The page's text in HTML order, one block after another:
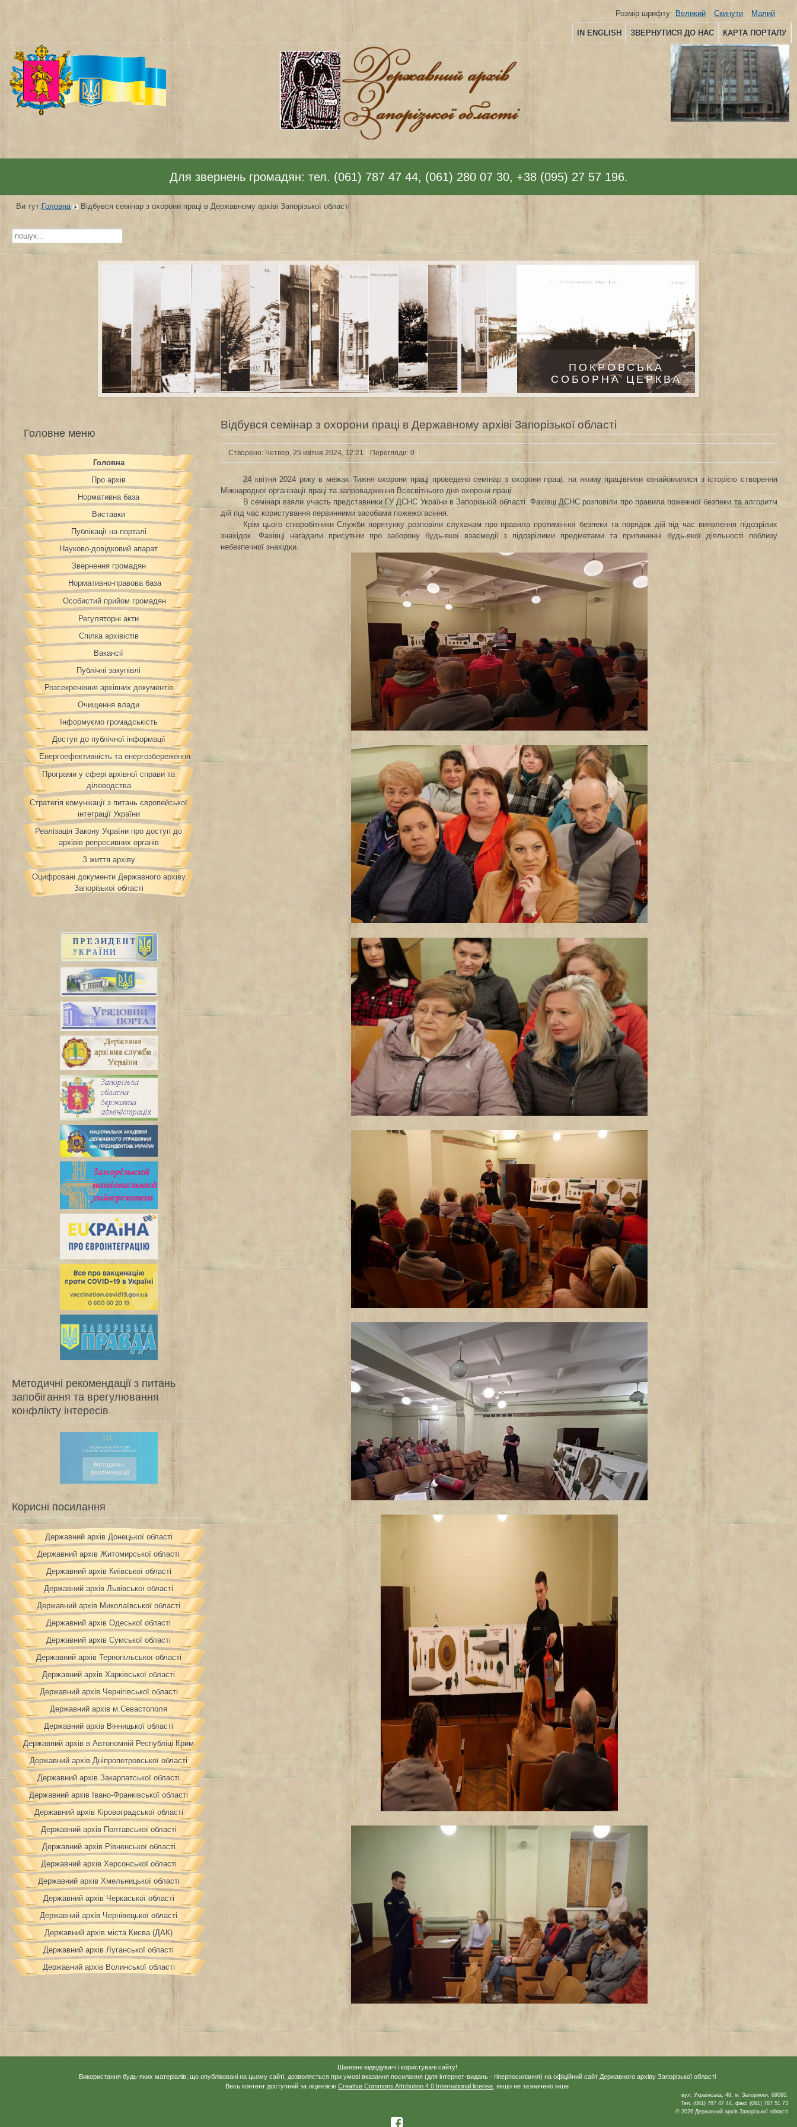
IN ENGLISH ЗВЕРНУТИСЯ ДО НАС КАРТА ПОРТАЛУ
Розмір шрифту Великий Скинути Малий
Для звернень громадян: тел. (061) 787 47 44, (061) 280 07 30, +38 (095) 27 57 196.
Ви тут: Головна Відбувся семінар з охорони праці в Державному архіві Запорізької області
Пошук...
ПОКРОВСЬКА
СОБОРНА ЦЕРКВА
Головне меню
Головна
Про архів
Нормативна база
Виставки
Публікації на порталі
Науково-довідковий апарат
Звернення громадян
Нормативно-правова база
Особистий прийом громадян
Регуляторні акти
Спілка архівістів
Вакансії
Публічні закупівлі
Розсекречення архівних документів
Очищення влади
Інформуємо громадськість
Доступ до публічної інформації
Енергоефективність та енергозбереження
Програми у сфері архівної справи та
діловодства
Стратегія комунікації з питань європейської
інтеграції України
Реалізація Закону України про доступ до
архівів репресивних органів
З життя архіву
Оцифровані документи Державного архіву
Запорізької області
Методичні рекомендації з питань
запобігання та врегулювання
конфлікту інтересів
Корисні посилання
Державний архів Донецької області
Державний архів Житомирської області
Державний архів Київської області
Державний архів Львівської області
Державний архів Миколаївської області
Державний архів Одеської області
Державний архів Сумської області
Державний архів Тернопільської області
Державний архів Харківської області
Державний архів Чернігівської області
Державний архів м.Севастополя
Державний архів Вінницької області
Державний архів в Автономній Республіці Крим
Державний архів Дніпропетровської області
Державний архів Закарпатської області
Державний архів Івано-Франківської області
Державний архів Кіровоградської області
Державний архів Полтавської області
Державний архів Рівненської області
Державний архів Херсонської області
Державний архів Хмельницької області
Державний архів Черкаської області
Державний архів Чернівецької області
Державний архів міста Києва (ДАК)
Державний архів Луганської області
Державний архів Волинської області
Відбувся семінар з охорони праці в Державному архіві Запорізької області
Створено: Четвер, 25 квітня 2024, 12:21 Перегляди: 0
24 квітня 2024 року в межах Тижня охорони праці проведено семінар з охорони праці, на якому працівники ознайомилися з історією створення
Міжнародної організації праці та запровадження Всесвітнього дня охорони праці.
В семінарі взяли участь представники ГУ ДСНС України в Запорізькій області. Фахівці ДСНС розповіли про правила пожежної безпеки та алгоритм
дій під час користування первинними засобами пожежогасіння.
Крім цього співробітники Служби порятунку розповіли слухачам про правила протимінної безпеки та порядок дій під час виявлення підозрілих
знахідок. Фахівці нагадали присутнім про заборону будь-якої взаємодії з підозрілими предметами та припиненні будь-якої діяльності поблизу
небезпечної знахідки.
Шановні відвідувачі і користувачі сайту!
Використання будь-яких матеріалів, що опубліковані на цьому сайті, дозволяється при умові вказання посилання (для інтернет-видань - гіперпосилання) на офіційний сайт Державного архіву Запорізької області
Весь контент доступний за ліцензією Creative Commons Attribution 4.0 International license , якщо не зазначено інше
вул. Українська, 48, м. Запоріжжя, 69095,
Тел. (061) 787 47 44, факс (061) 787 51 73
© 2026 Державний архів Запорізької області